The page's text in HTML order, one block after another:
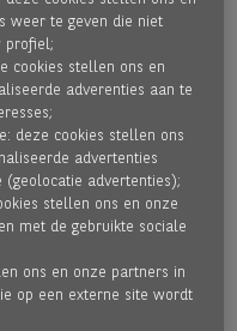
van de vorderingen
zijn
is gefinancierd en
In dit model heeft u
persoon van Paribas
FACTORING DE
weer te geven die niet
profiel;
cookies stellen ons en
adverenties aan te
deze cookies stellen ons
advertenties
advertenties);
stellen ons en onze
met de gebruikte sociale
ons en onze partners in
op een externe site wordt